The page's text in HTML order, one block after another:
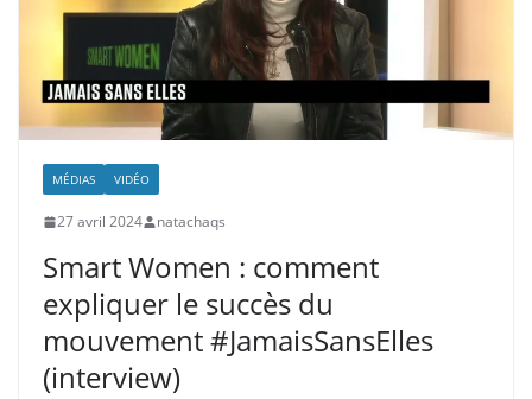
MÉDIAS VIDÉO
27 avril 2024 natachaqs
Smart Women : comment
expliquer le succès du
mouvement #JamaisSansElles
(interview)